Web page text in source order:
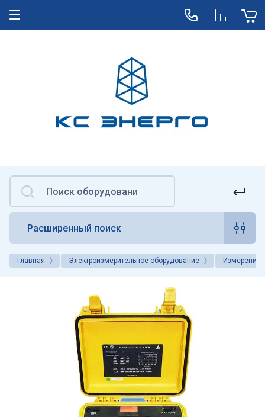
Расширенный поиск
Главная Электроизмерительное оборудование Измерение